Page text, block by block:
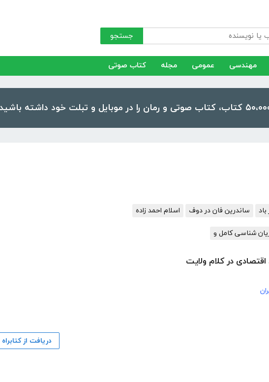
جستجو
مهندسی عمومی مجله کتاب صوتی
باد ساندرین فان در دوف اسلام احمد زاده
شناسی کامل و
اقتصادی در کلام ولایت
دریافت از کتابراه